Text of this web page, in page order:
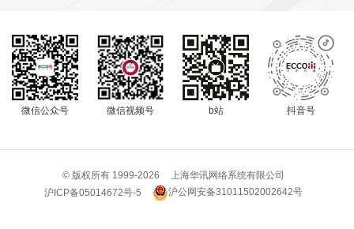
微信公众号 微信视频号 b站 抖音号
© 版权所有 1999-2026
上海华讯网络系统有限公司
沪ICP备05014672号-5
沪公网安备31011502002642号